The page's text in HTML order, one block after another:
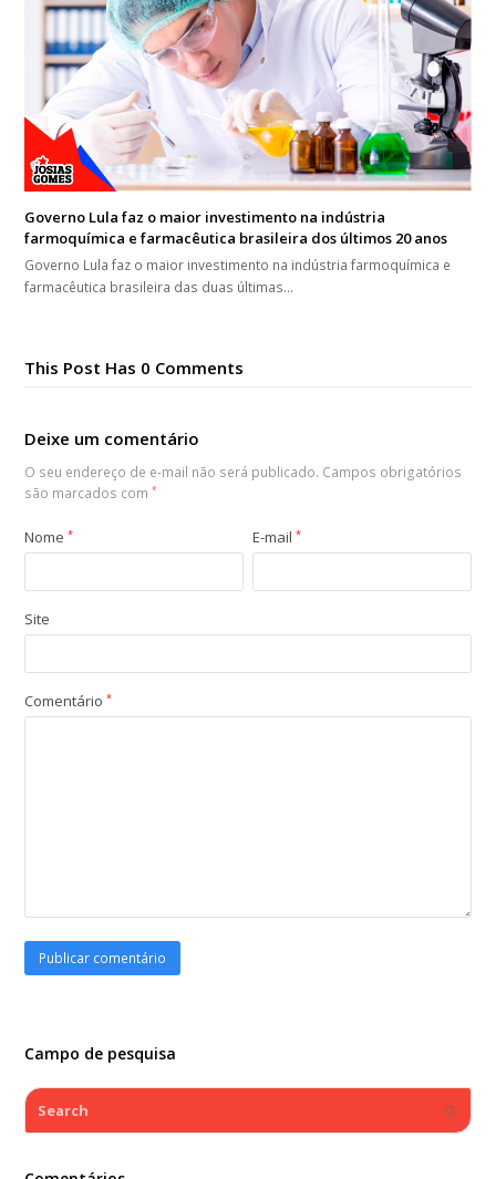
Governo Lula faz o maior investimento na indústria
farmoquímica e farmacêutica brasileira dos últimos 20 anos
Governo Lula faz o maior investimento na indústria farmoquímica e
farmacêutica brasileira das duas últimas…
This Post Has 0 Comments
Deixe um comentário
O seu endereço de e-mail não será publicado. Campos obrigatórios
são marcados com*
Nome* E-mail*
Site
Comentário*
Campo de pesquisa
Search